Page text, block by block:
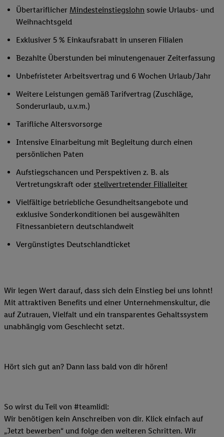
Übertariflicher Mindesteinstiegslohn sowie Urlaubs- und
Weihnachtsgeld
Exklusiver 5 % Einkaufsrabatt in unseren Filialen
Bezahlte Überstunden bei minutengenauer Zeiterfassung
Unbefristeter Arbeitsvertrag und 6 Wochen Urlaub/Jahr
Weitere Leistungen gemäß Tarifvertrag (Zuschläge,
Sonderurlaub, u.v.m.)
Tarifliche Altersvorsorge
Intensive Einarbeitung mit Begleitung durch einen
persönlichen Paten
Aufstiegschancen und Perspektiven z. B. als
Vertretungskraft oder stellvertretender Filialleiter
Vielfältige betriebliche Gesundheitsangebote und
exklusive Sonderkonditionen bei ausgewählten
Fitnessanbietern deutschlandweit
Vergünstigtes Deutschlandticket
Wir legen Wert darauf, dass sich dein Einstieg bei uns lohnt!
Mit attraktiven Benefits und einer Unternehmenskultur, die
auf Zutrauen, Vielfalt und ein transparentes Gehaltssystem
unabhängig vom Geschlecht setzt.
Hört sich gut an? Dann lass bald von dir hören!
So wirst du Teil von #teamlidl:
Wir benötigen kein Anschreiben von dir. Klick einfach auf
„Jetzt bewerben“ und folge den weiteren Schritten. Wir